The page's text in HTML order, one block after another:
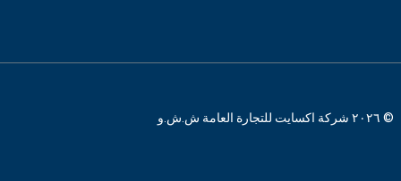
© ٢٠٢٦ شركة اكسايت للتجارة العامة ش.ش.و